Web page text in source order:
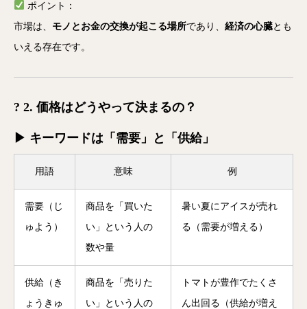
ポイント：
市場は、 モノとお金の交換が起こる場所であり、 経済の心臓とも
いえる存在です。
? 2. 価格はどうやって決まるの？
▶ キーワードは「需要」と「供給」
用語 意味 例
需要（じ
ゅよう）
商品を「買いた
い」という人の
数や量
暑い夏にアイスが売れ
る（需要が増える）
供給（き
ょうきゅ
商品を「売りた
い」という人の
トマトが豊作でたくさ
ん出回る（供給が増え